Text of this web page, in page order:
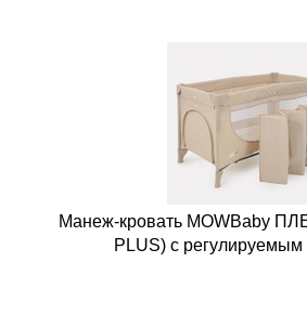
Манеж-кровать MOWBaby
PLUS) с регулируемым